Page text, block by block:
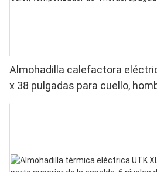
Almohadilla calefactora
x 38 pulgadas para cuello,
completa, 6 niveles de calor,